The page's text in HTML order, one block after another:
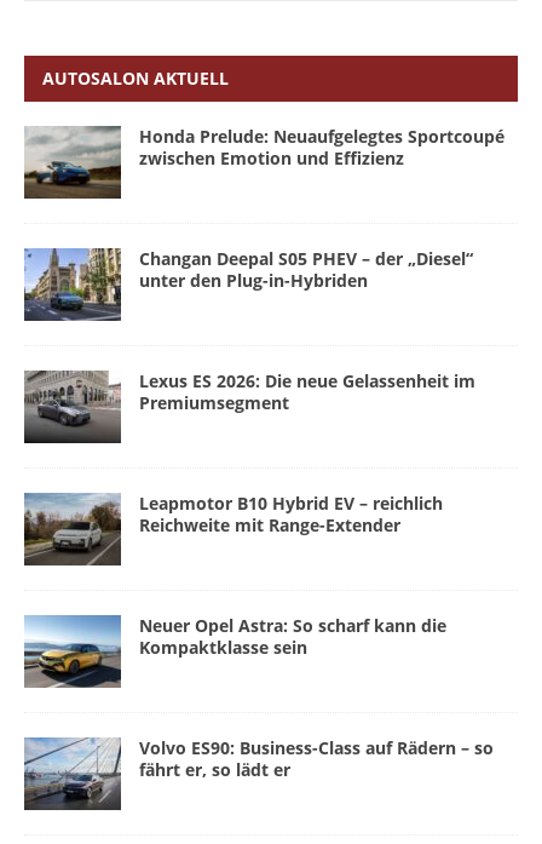
AUTOSALON AKTUELL
Honda Prelude: Neuaufgelegtes Sportcoupé
zwischen Emotion und Effizienz
Changan Deepal S05 PHEV – der „Diesel“
unter den Plug-in-Hybriden
Lexus ES 2026: Die neue Gelassenheit im
Premiumsegment
Leapmotor B10 Hybrid EV – reichlich
Reichweite mit Range-Extender
Neuer Opel Astra: So scharf kann die
Kompaktklasse sein
Volvo ES90: Business-Class auf Rädern – so
fährt er, so lädt er